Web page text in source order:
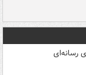
رسانه‌ای